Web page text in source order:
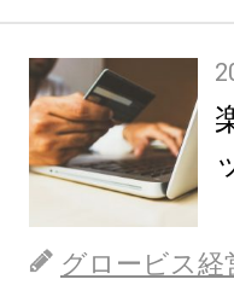
グロービス経